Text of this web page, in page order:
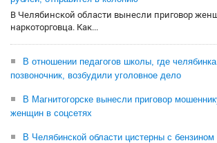
В Челябинской области вынесли приговор
наркоторговца. Как...
В отношении педагогов школы, где
позвоночник, возбудили уголовное дело
В Магнитогорске вынесли приговор
женщин в соцсетях
В Челябинской области цистерны с